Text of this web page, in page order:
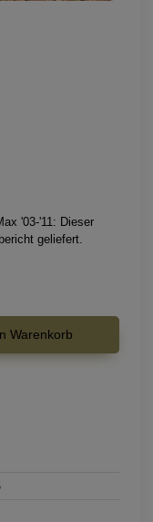
'03-'11: Dieser
geliefert.
Warenkorb